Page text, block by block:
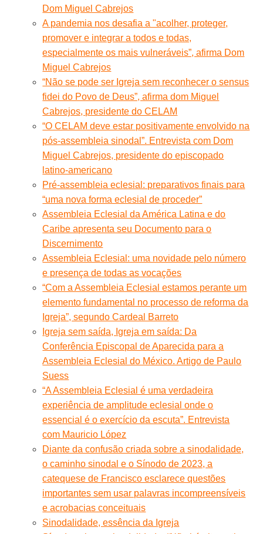
Dom Miguel Cabrejos
A pandemia nos desafia a "acolher, proteger,
promover e integrar a todos e todas,
especialmente os mais vulneráveis”, afirma Dom
Miguel Cabrejos
“Não se pode ser Igreja sem reconhecer o sensus
fidei do Povo de Deus”, afirma dom Miguel
Cabrejos, presidente do CELAM
“O CELAM deve estar positivamente envolvido na
pós-assembleia sinodal”. Entrevista com Dom
Miguel Cabrejos, presidente do episcopado
latino-americano
Pré-assembleia eclesial: preparativos finais para
“uma nova forma eclesial de proceder”
Assembleia Eclesial da América Latina e do
Caribe apresenta seu Documento para o
Discernimento
Assembleia Eclesial: uma novidade pelo número
e presença de todas as vocações
“Com a Assembleia Eclesial estamos perante um
elemento fundamental no processo de reforma da
Igreja”, segundo Cardeal Barreto
Igreja sem saída, Igreja em saída: Da
Conferência Episcopal de Aparecida para a
Assembleia Eclesial do México. Artigo de Paulo
Suess
“A Assembleia Eclesial é uma verdadeira
experiência de amplitude eclesial onde o
essencial é o exercício da escuta”. Entrevista
com Mauricio López
Diante da confusão criada sobre a sinodalidade,
o caminho sinodal e o Sínodo de 2023, a
catequese de Francisco esclarece questões
importantes sem usar palavras incompreensíveis
e acrobacias conceituais
Sinodalidade, essência da Igreja